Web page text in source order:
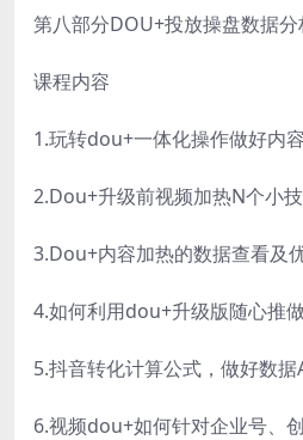
第八部分DOU+投放操盘数据分
课程内容
1.玩转dou+一体化操作做好内
2.Dou+升级前视频加热N个小
3.Dou+内容加热的数据查看及
4.如何利用dou+升级版随心推
5.抖音转化计算公式，做好数
6.视频dou+如何针对企业号、